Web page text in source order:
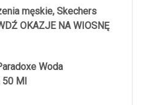
męskie, Skechers
OKAZJE NA WIOSNĘ
Woda
50 Ml